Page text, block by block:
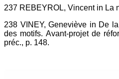
237 REBEYROL, Vincent in La
238 VINEY, Geneviève in De
des motifs. Avant-projet de
préc., p. 148.